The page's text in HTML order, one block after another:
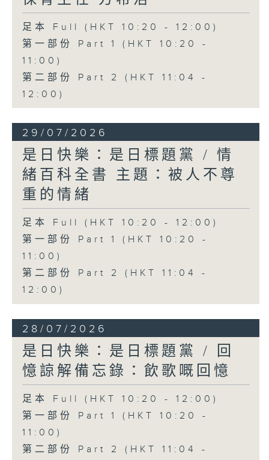
足本 Full (HKT 10:20 - 12:00)
第一部份 Part 1 (HKT 10:20 -
11:00)
第二部份 Part 2 (HKT 11:04 -
12:00)
29/07/2026
是日快樂：是日標題黨 / 情
緒百科全書 主題：被人不尊
重的情緒
足本 Full (HKT 10:20 - 12:00)
第一部份 Part 1 (HKT 10:20 -
11:00)
第二部份 Part 2 (HKT 11:04 -
12:00)
28/07/2026
是日快樂：是日標題黨 / 回
憶諒解備忘錄：飲歌嘅回憶
足本 Full (HKT 10:20 - 12:00)
第一部份 Part 1 (HKT 10:20 -
11:00)
第二部份 Part 2 (HKT 11:04 -